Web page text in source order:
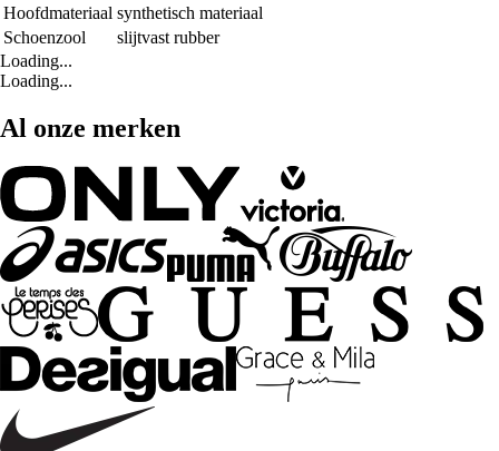
Hoofdmateriaal synthetisch materiaal
Schoenzool
slijtvast rubber
Loading...
Loading...
Al onze merken